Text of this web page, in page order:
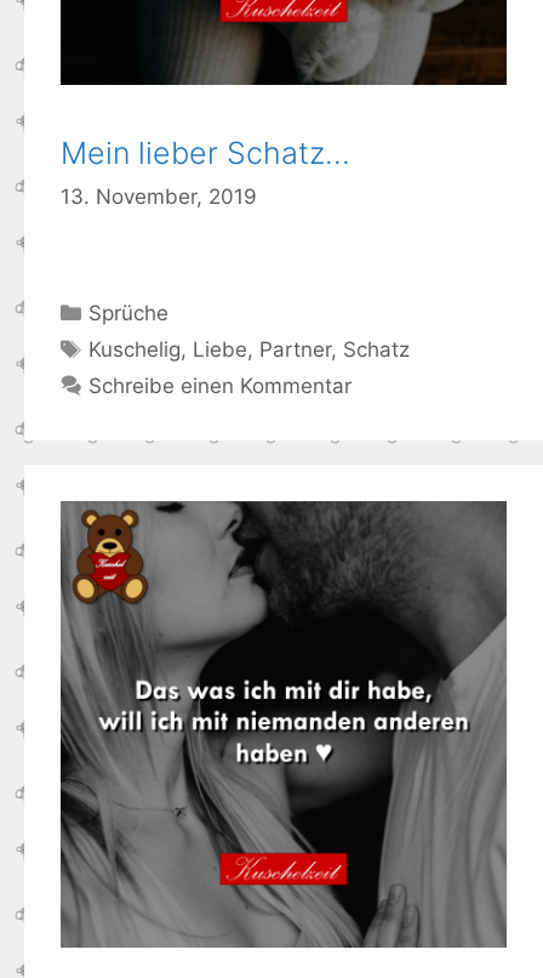
Mein lieber Schatz…
13. November, 2019
Kategorien
Sprüche
Schlagwörter
Kuschelig, Liebe, Partner, Schatz
Schreibe einen Kommentar